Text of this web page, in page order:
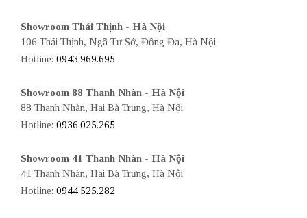
Showroom Thái Thịnh - Hà Nội
106 Thái Thịnh, Ngã Tư Sở, Đống Đa, Hà Nội
Hotline: 0943.969.695
Showroom 88 Thanh Nhàn - Hà Nội
88 Thanh Nhàn, Hai Bà Trưng, Hà Nội
Hotline: 0936.025.265
Showroom 41 Thanh Nhàn - Hà Nội
41 Thanh Nhàn, Hai Bà Trưng, Hà Nội
Hotline: 0944.525.282